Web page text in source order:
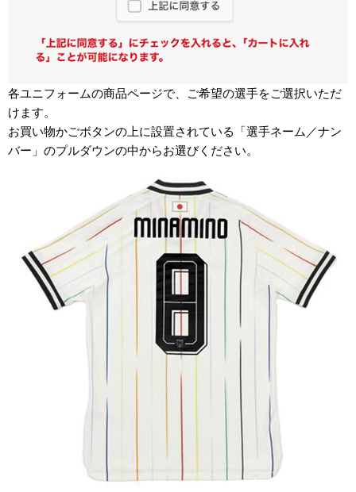
各ユニフォームの商品ページで、ご希望の選手をご選択いただ
けます。
お買い物かごボタンの上に設置されている「選手ネーム／ナン
バー」のプルダウンの中からお選びください。